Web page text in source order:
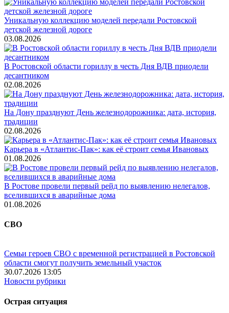
Уникальную коллекцию моделей передали Ростовской
детской железной дороге
03.08.2026
В Ростовской области гориллу в честь Дня ВДВ приодели
десантником
02.08.2026
На Дону празднуют День железнодорожника: дата, история,
традиции
02.08.2026
Карьера в «Атлантис-Пак»: как её строит семья Ивановых
01.08.2026
В Ростове провели первый рейд по выявлению нелегалов,
вселившихся в аварийные дома
01.08.2026
СВО
Семьи героев СВО с временной регистрацией в Ростовской
области смогут получить земельный участок
30.07.2026 13:05
Новости рубрики
Острая ситуация